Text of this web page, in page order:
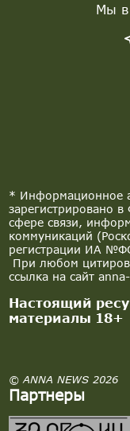
* Информационное
зарегистрировано
сфере связи,
коммуникаций
регистрации ИА
При любом
ссылка на сайт
Настоящий
материалы 18+
© ANNA NEWS 2026
Партнеры
Мы в